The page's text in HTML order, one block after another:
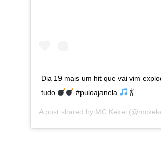
Dia 19 mais um hit que vai vim
tudo
#puloajanela
A post shared by MC Kekel